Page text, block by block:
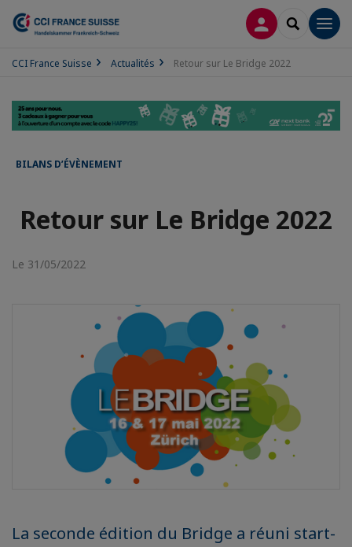
CONNEXION
CCI France Suisse Actualités Retour sur Le Bridge 2022
BILANS D’ÉVÈNEMENT
Retour sur Le Bridge 2022
Le 31/05/2022
La seconde édition du Bridge a réuni start-